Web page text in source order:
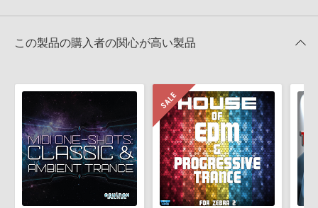
きます際には、NTFSやHFS＋でフォーマットされたHDDをご用意
いただく必要がございます。
知らせするメールの2通が送信されます。メールに記載されており
ます説明に沿って、製品のダウンロード／導入を行って下さい。
サンプルパック製品には、原則として日本語版操作マニュアルをご
用意しておりません。ご購入後のご不明点や詳細に関するお問い合
わせなどはテクニカルサポート
までご連絡ください。
デモソングは、製品収録サウンドを使ってできることを紹介するた
めのデモンストレーション用の楽曲です。原則として、デモソング
そのものをお使いいただくことはできません。また、デモソングを
2022.06.06
おります。ご覧頂くには、該当する製品をご購入頂く必要がございます。
FUTURE TRANCE ANTHEMS VOL 1 FOR ZEBRA 2のサポート情報
この製品の購入者の関心が高い製品